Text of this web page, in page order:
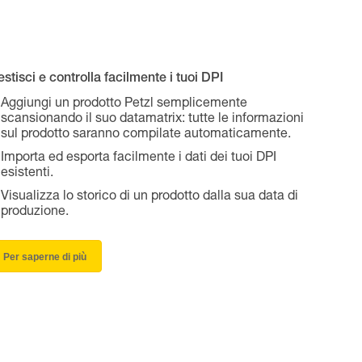
e controlla facilmente i tuoi DPI
Aggiungi un prodotto Petzl semplicemente
scansionando il suo datamatrix: tutte le informazioni
sul prodotto saranno compilate automaticamente.
Importa ed esporta facilmente i dati dei tuoi DPI
esistenti.
Visualizza lo storico di un prodotto dalla sua data di
produzione.
Per saperne di più